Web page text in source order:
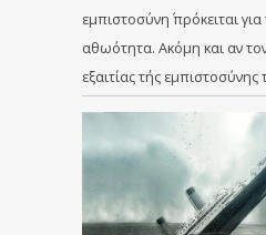
εμπιστοσύνη΄ πρόκειται
αθωότητα. Ακόμη και αν
εξαιτίας τής εμπιστοσύνης